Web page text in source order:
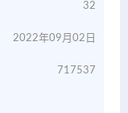
32
2022年09月02日
717537